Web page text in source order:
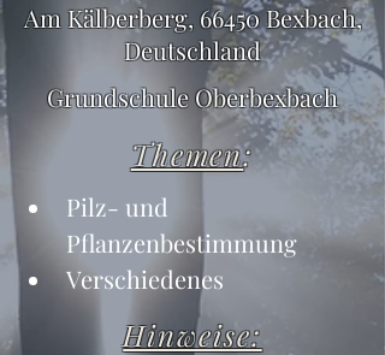
Am Kälberberg, 66450 Bexbach,
Deutschland
Grundschule Oberbexbach
Themen:
Pilz- und
Pflanzenbestimmung
Verschiedenes
Hinweise: